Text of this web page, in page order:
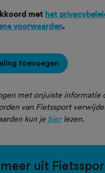
met het
voorwaarden.
toevoegen
met onjuiste informatie
van Fietssport
kun je hierlezen.
meer uit